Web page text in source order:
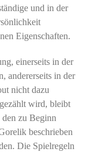
und in der
Eigenschaften.
einerseits in der
andererseits in der
nicht dazu
gezählt wird, bleibt
zu Beginn
beschrieben
Die Spielregeln